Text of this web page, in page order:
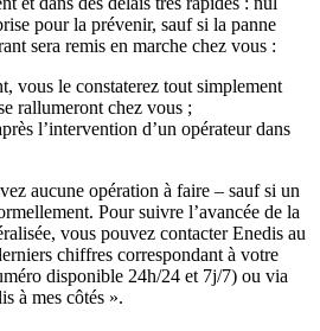
pour la prévenir, sauf si la panne
sera remis en marche chez vous :
vous le constaterez tout simplement
rallumeront chez vous ;
l’intervention d’un opérateur dans
aucune opération à faire – sauf si un
Pour suivre l’avancée de la
vous pouvez contacter Enedis au
chiffres correspondant à votre
disponible 24h/24 et 7j/7) ou via
à mes côtés ».